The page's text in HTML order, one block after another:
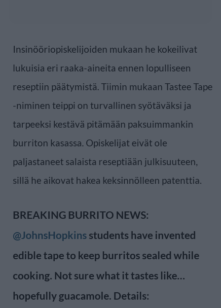
Insinööriopiskelijoiden mukaan he kokeilivat
lukuisia eri raaka-aineita ennen lopulliseen
reseptiin päätymistä. Tiimin mukaan Tastee Tape
-niminen teippi on turvallinen syötäväksi ja
tarpeeksi kestävä pitämään paksuimmankin
burriton kasassa. Opiskelijat eivät ole
paljastaneet salaista reseptiään julkisuuteen,
sillä he aikovat hakea keksinnölleen patenttia.
BREAKING BURRITO NEWS:
@JohnsHopkins students have invented
edible tape to keep burritos sealed while
cooking. Not sure what it tastes like…
hopefully guacamole. Details: